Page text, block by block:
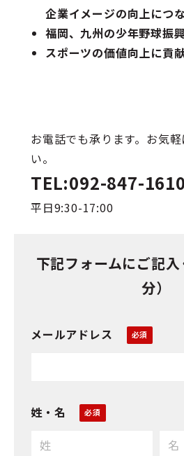
企業イメージの向上につ
福岡、九州の少年野球振
スポーツの価値向上に貢
お電話でも承ります。お気
い。
TEL:092-847-1610
平日9:30-17:00
下記フォームにご記
分）
メールアドレス
姓・名